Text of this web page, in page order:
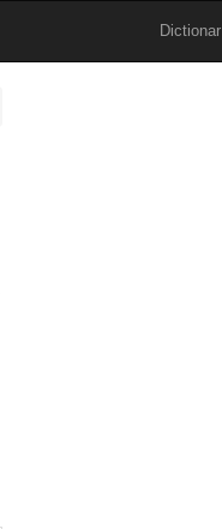
Dictionar